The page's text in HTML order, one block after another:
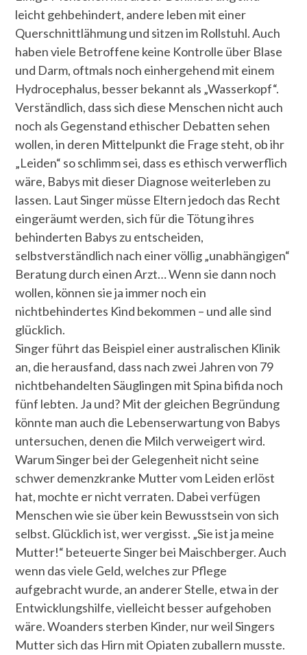
leicht gehbehindert, andere leben mit einer
Querschnittlähmung und sitzen im Rollstuhl. Auch
haben viele Betroffene keine Kontrolle über Blase
und Darm, oftmals noch einhergehend mit einem
Hydrocephalus, besser bekannt als „Wasserkopf“.
Verständlich, dass sich diese Menschen nicht auch
noch als Gegenstand ethischer Debatten sehen
wollen, in deren Mittelpunkt die Frage steht, ob ihr
„Leiden“ so schlimm sei, dass es ethisch verwerflich
wäre, Babys mit dieser Diagnose weiterleben zu
lassen. Laut Singer müsse Eltern jedoch das Recht
eingeräumt werden, sich für die Tötung ihres
behinderten Babys zu entscheiden,
selbstverständlich nach einer völlig „unabhängigen“
Beratung durch einen Arzt… Wenn sie dann noch
wollen, können sie ja immer noch ein
nichtbehindertes Kind bekommen – und alle sind
glücklich.
Singer führt das Beispiel einer australischen Klinik
an, die herausfand, dass nach zwei Jahren von 79
nichtbehandelten Säuglingen mit Spina bifida noch
fünf lebten. Ja und? Mit der gleichen Begründung
könnte man auch die Lebenserwartung von Babys
untersuchen, denen die Milch verweigert wird.
Warum Singer bei der Gelegenheit nicht seine
schwer demenzkranke Mutter vom Leiden erlöst
hat, mochte er nicht verraten. Dabei verfügen
Menschen wie sie über kein Bewusstsein von sich
selbst. Glücklich ist, wer vergisst. „Sie ist ja meine
Mutter!“ beteuerte Singer bei Maischberger. Auch
wenn das viele Geld, welches zur Pflege
aufgebracht wurde, an anderer Stelle, etwa in der
Entwicklungshilfe, vielleicht besser aufgehoben
wäre. Woanders sterben Kinder, nur weil Singers
Mutter sich das Hirn mit Opiaten zuballern musste.